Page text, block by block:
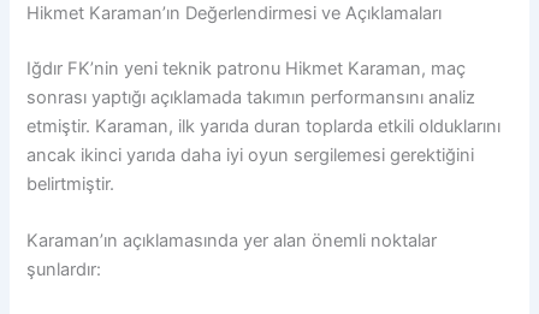
Hikmet Karaman’ın Değerlendirmesi ve Açıklamaları
Iğdır FK’nin yeni teknik patronu Hikmet Karaman, maç
sonrası yaptığı açıklamada takımın performansını analiz
etmiştir. Karaman, ilk yarıda duran toplarda etkili olduklarını
ancak ikinci yarıda daha iyi oyun sergilemesi gerektiğini
belirtmiştir.
Karaman’ın açıklamasında yer alan önemli noktalar
şunlardır: